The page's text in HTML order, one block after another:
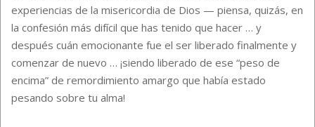
experiencias de la misericordia de Dios — piensa, quizás, en
la confesión más difícil que has tenido que hacer … y
después cuán emocionante fue el ser liberado finalmente y
comenzar de nuevo … ¡siendo liberado de ese “peso de
encima” de remordimiento amargo que había estado
pesando sobre tu alma!